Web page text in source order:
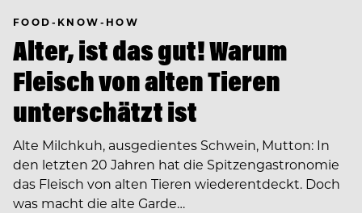
FOOD-KNOW-HOW
Alter, ist das gut! Warum
Fleisch von alten Tieren
unterschätzt ist
Alte Milchkuh, ausgedientes Schwein, Mutton: In
den letzten 20 Jahren hat die Spitzengastronomie
das Fleisch von alten Tieren wiederentdeckt. Doch
was macht die alte Garde…